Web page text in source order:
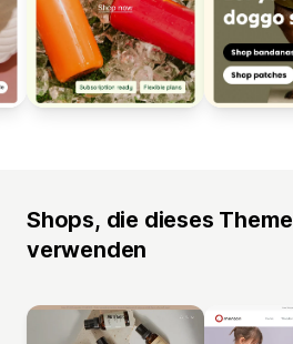
Shops, die dieses Theme
verwenden